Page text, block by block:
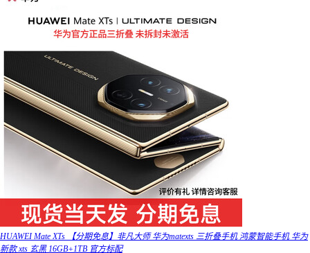
HUAWEI Mate XTs 【分期免息】非凡大师 华为matexts 三折叠手机 鸿蒙智能手机 华为
新款 xts 玄黑 16GB+1TB 官方标配